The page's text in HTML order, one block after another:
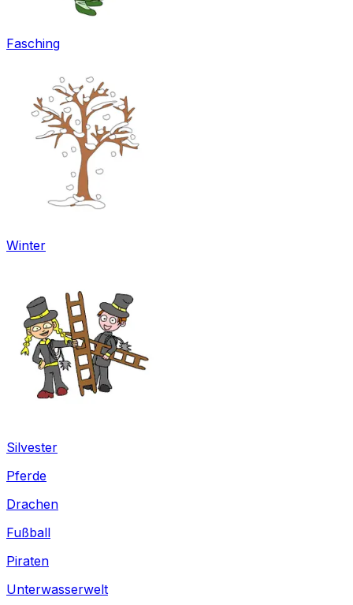
Fasching
Winter
Silvester
Pferde
Drachen
Fußball
Piraten
Unterwasserwelt